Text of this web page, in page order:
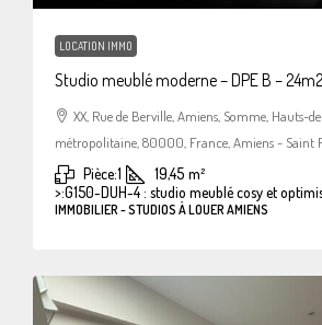
LOCATION IMMO
Studio meublé moderne – DPE B –
XX, Rue de Berville, Amiens, Somme, Hauts-
métropolitaine, 80000, France, Amiens - Saint
Pièce:1 19,45 m²
>:G150-DUH-4 : studio meublé cosy et
IMMOBILIER - STUDIOS À LOUER AMIENS